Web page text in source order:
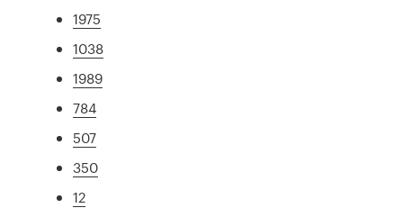
1975
1038
1989
784
507
350
12